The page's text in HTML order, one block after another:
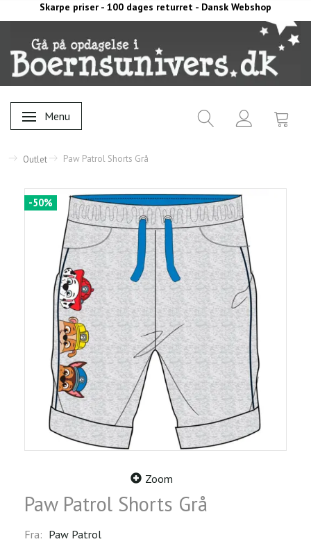
Skarpe priser - 100 dages returret - Dansk Webshop
Skifte navigation
Menu
Outlet Paw Patrol Shorts Grå
-50%
Zoom
Paw Patrol Shorts Grå
Fra: Paw Patrol